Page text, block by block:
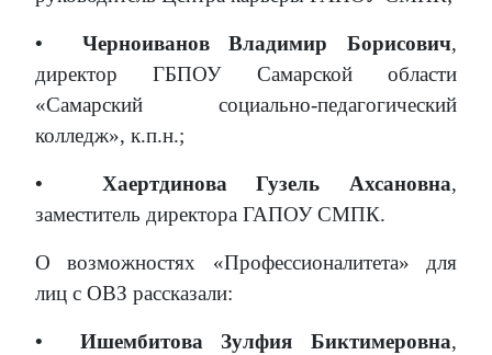
• Черноиванов Владимир Борисович,
директор ГБПОУ Самарской области
«Самарский социально-педагогический
колледж», к.п.н.;
• Хаертдинова Гузель Ахсановна,
заместитель директора ГАПОУ СМПК.
О возможностях «Профессионалитета» для
лиц с ОВЗ рассказали:
• Ишембитова Зулфия Биктимеровна,